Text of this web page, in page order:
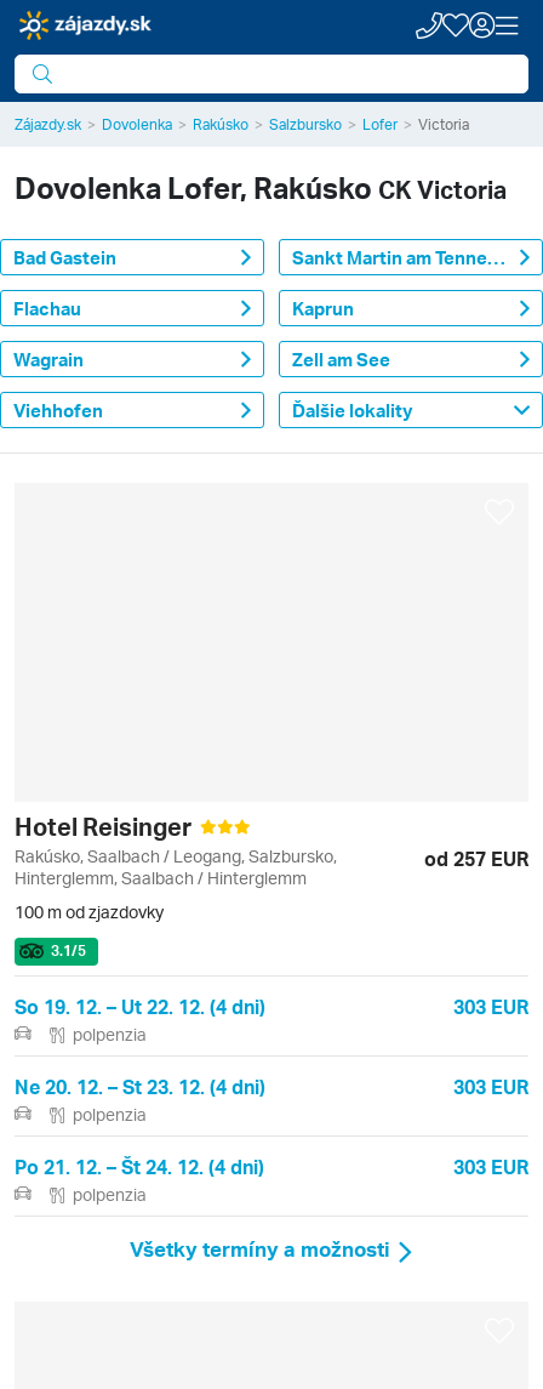
Zájazdy.sk Dovolenka Rakúsko Salzbursko Lofer Victoria
Dovolenka Lofer, Rakúsko CK Victoria
Bad Gastein Sankt Martin am Tennengebirge
Flachau Kaprun
Wagrain Zell am See
Viehhofen Ďalšie lokality
Hotel Reisinger
Rakúsko, Saalbach / Leogang, Salzbursko,
Hinterglemm, Saalbach / Hinterglemm
od 257 EUR
100 m od zjazdovky
3.1/5
So 19. 12. – Ut 22. 12. (4 dni) 303 EUR
polpenzia
Ne 20. 12. – St 23. 12. (4 dni) 303 EUR
polpenzia
Po 21. 12. – Št 24. 12. (4 dni) 303 EUR
polpenzia
Všetky termíny a možnosti